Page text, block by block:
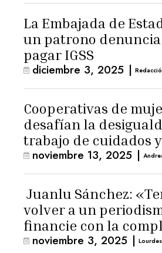
La Embajada de
un patrono
pagar IGSS
diciembre 3, 2025 |
Cooperativas de
desafían la
trabajo de cuidados
noviembre 13, 2025 |
Juanlu Sánchez:
volver a un
financie con la
los lectores»
noviembre 3, 2025 |